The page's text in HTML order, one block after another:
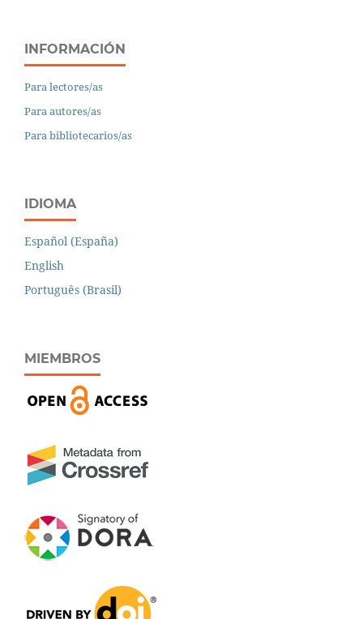
INFORMACIÓN
Para lectores/as
Para autores/as
Para bibliotecarios/as
IDIOMA
Español (España)
English
Português (Brasil)
MIEMBROS